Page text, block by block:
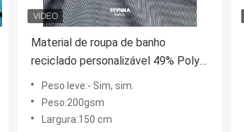
Material de roupa de banho
reciclado personalizável 49% Poly
SD reciclado 29% Nylon SD 22%
Spandex para roupa de banho
ecológica
Peso leve:- Sim, sim.
Peso:200gsm
Largura:150 cm